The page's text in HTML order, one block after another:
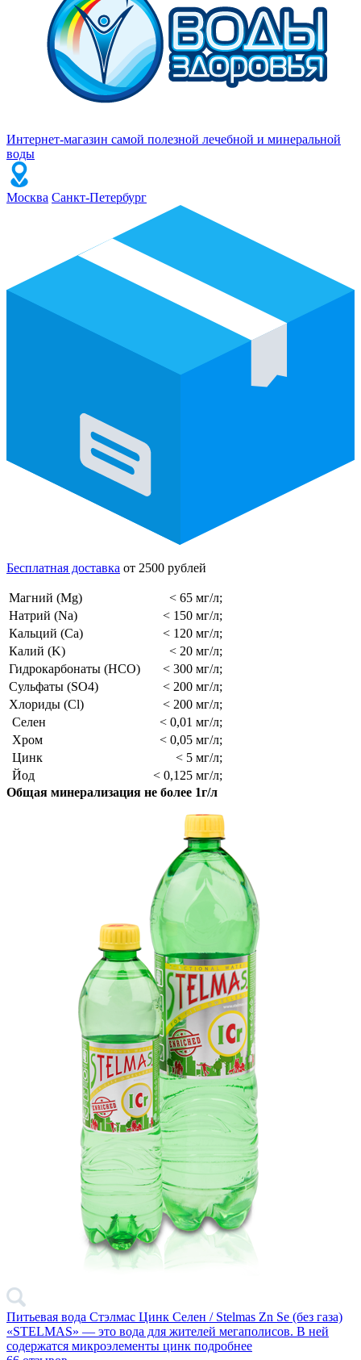
Интернет-магазин самой полезной лечебной и минеральной
воды
Москва Санкт-Петербург
Бесплатная доставка от 2500 рублей
Магний (Mg)
< 65 мг/л;
Натрий (Na)
< 150 мг/л;
Кальций (Ca)
< 120 мг/л;
Калий (K)
< 20 мг/л;
Гидрокарбонаты (HCO)
< 300 мг/л;
Сульфаты (SO4)
< 200 мг/л;
Хлориды (Cl)
< 200 мг/л;
Селен
< 0,01 мг/л;
Хром
< 0,05 мг/л;
Цинк
< 5 мг/л;
Йод
< 0,125 мг/л;
Общая минерализация не более 1г/л
Питьевая вода Стэлмас Цинк Селен / Stelmas Zn Se (без газа)
«STELMAS» — это вода для жителей мегаполисов. В ней
содержатся микроэлементы цинк подробнее